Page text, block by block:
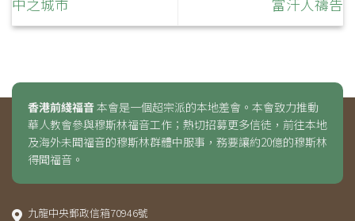
中之城市
富汗人禱告
香港前綫福音本會是一個超宗派的本地差會。本會致力推動
華人教會參與穆斯林福音工作；熱切招募更多信徒，前往本地
及海外未聞福音的穆斯林群體中服事，務要讓約20億的穆斯林
得聞福音。
九龍中央郵政信箱70946號